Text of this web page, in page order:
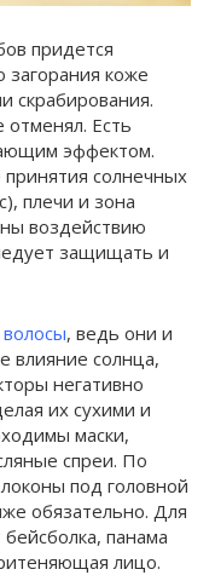
придется
загорания коже
скрабирования.
Есть
эффектом.
солнечных
плечи и зона
воздействию
защищать и
, ведь они и
влияние солнца,
негативно
их сухими и
маски,
спреи. По
под головной
обязательно. Для
панама
лицо.